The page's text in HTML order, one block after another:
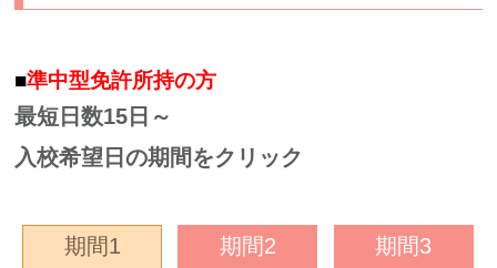
■準中型免許所持の方
最短日数15日～
入校希望日の期間をクリック
期間1 期間2 期間3